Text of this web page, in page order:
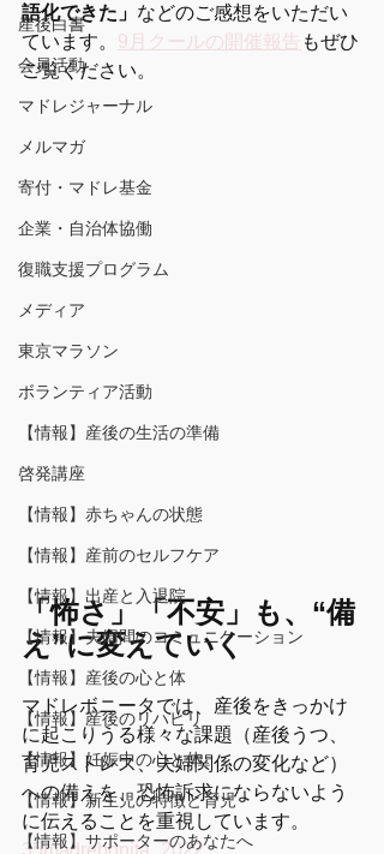
産後白書
会員活動
マドレジャーナル
メルマガ
寄付・マドレ基金
企業・自治体協働
復職支援プログラム
メディア
東京マラソン
ボランティア活動
【情報】産後の生活の準備
啓発講座
【情報】赤ちゃんの状態
【情報】産前のセルフケア
【情報】出産と入退院
【情報】夫婦間のコミュニケーション
【情報】産後の心と体
【情報】産後のリハビリ
【情報】妊娠中の心と体
【情報】新生児の特徴と育児
【情報】サポーターのあなたへ
語化できた」 などのご感想をいただい
ています。 9月クールの開催報告 もぜひ
ご覧ください。
「怖さ」「不安」も、“備
え”に変えていく
マドレボニータでは、産後をきっかけ
に起こりうる様々な課題（産後うつ、
育児ストレス、夫婦関係の変化など）
への備えを、恐怖訴求にならないよう
に伝えることを重視しています。
35madrebonita_2022